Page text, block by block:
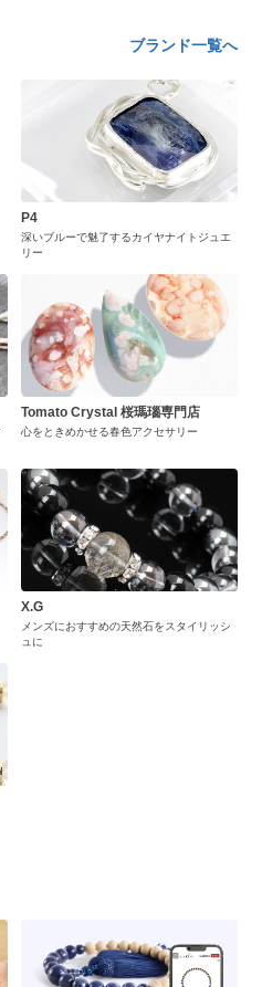
ブランド一覧へ
P4
深いブルーで魅了するカイヤナイトジュエ
リー
Tomato Crystal 桜瑪瑙専門店
心をときめかせる春色アクセサリー
X.G
メンズにおすすめの天然石をスタイリッシ
ュに